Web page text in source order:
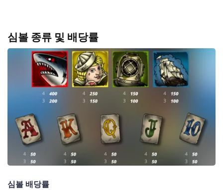
심볼 종류 및 배당률
심볼 배당률